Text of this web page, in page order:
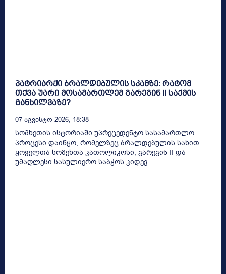
პატრიარქი ბრალდებულის სკამზე: რატომ
თქვა უარი მოსამართლემ გარეგინ II საქმის
განხილვაზე?
07 Აგვისტო 2026, 18:38
სომხეთის ისტორიაში უპრეცედენტო სასამართლო
პროცესი დაიწყო, რომელზეც ბრალდებულის სახით
ყოველთა სომეხთა კათოლიკოსი, გარეგინ II და
უმაღლესი სასულიერო საბჭოს კიდევ...